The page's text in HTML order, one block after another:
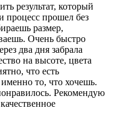
результат, который
процесс прошел без
размер,
Очень быстро
два дня забрала
на высоте, цвета
что есть
то, что хочешь.
Рекомендую